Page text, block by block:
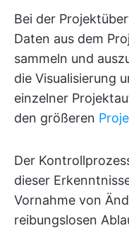
Bei der
Daten aus dem
sammeln und
die Visualisierung
einzelner
den größeren
Der
dieser
Vornahme von
reibungslosen